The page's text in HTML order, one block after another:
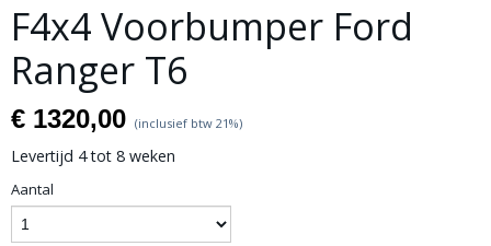
F4x4 Voorbumper Ford
Ranger T6
€ 1320,00 (inclusief btw 21%)
Levertijd 4 tot 8 weken
Aantal